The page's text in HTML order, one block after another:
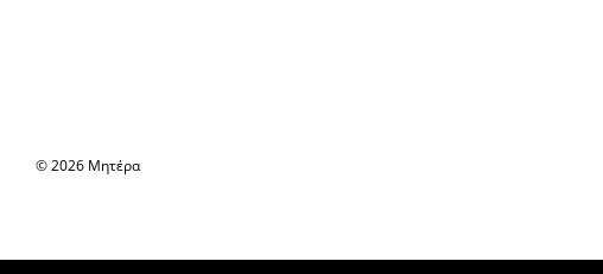
© 2026 Μητέρα